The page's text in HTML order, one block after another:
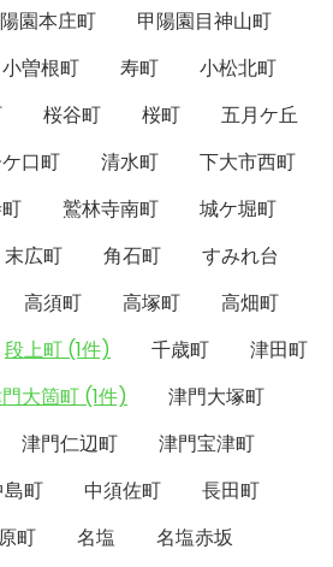
園本庄町
甲陽園目神山町
小曽根町 寿町
小松北町
桜谷町 桜町
五月ケ丘
口町 清水町
下大市西町
鷲林寺南町
城ケ堀町
末広町 角石町
すみれ台
高須町 高塚町
高畑町
段上町 (1件) 千歳町
津田町
大箇町 (1件)
津門大塚町
津門仁辺町
津門宝津町
島町 中須佐町
長田町
町 名塩
名塩赤坂